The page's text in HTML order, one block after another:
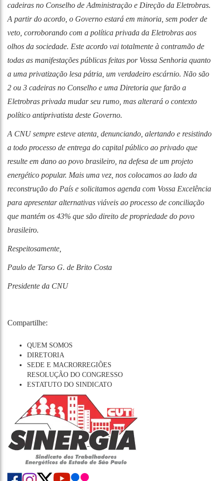
cadeiras no Conselho de Administração e Direção da Eletrobras.
A partir do acordo, o Governo estará em minoria, sem poder de
veto, corroborando com a política privada da Eletrobras aos
olhos da sociedade. Este acordo vai totalmente à contramão de
todas as manifestações públicas feitas por Vossa Senhoria quanto
a uma privatização lesa pátria, um verdadeiro escárnio. Não são
2 ou 3 cadeiras no Conselho e uma Diretoria que farão a
Eletrobras privada mudar seu rumo, mas alterará o contexto
político antiprivatista deste Governo.
A CNU sempre esteve atenta, denunciando, alertando e resistindo
a todo processo de entrega do capital público ao privado que
resulte em dano ao povo brasileiro, na defesa de um projeto
energético popular. Mais uma vez, nos colocamos ao lado da
reconstrução do País e solicitamos agenda com Vossa Excelência
para apresentar alternativas viáveis ao processo de conciliação
que mantém os 43% que são direito de propriedade do povo
brasileiro.
Respeitosamente,
Paulo de Tarso G. de Brito Costa
Presidente da CNU
Compartilhe:
QUEM SOMOS
DIRETORIA
SEDE E MACRORREGIÕES
RESOLUÇÃO DO CONGRESSO
ESTATUTO DO SINDICATO